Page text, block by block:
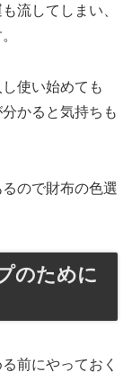
流してしまい、
使い始めても
かると気持ちも
ので財布の色選
のために
前にやっておく